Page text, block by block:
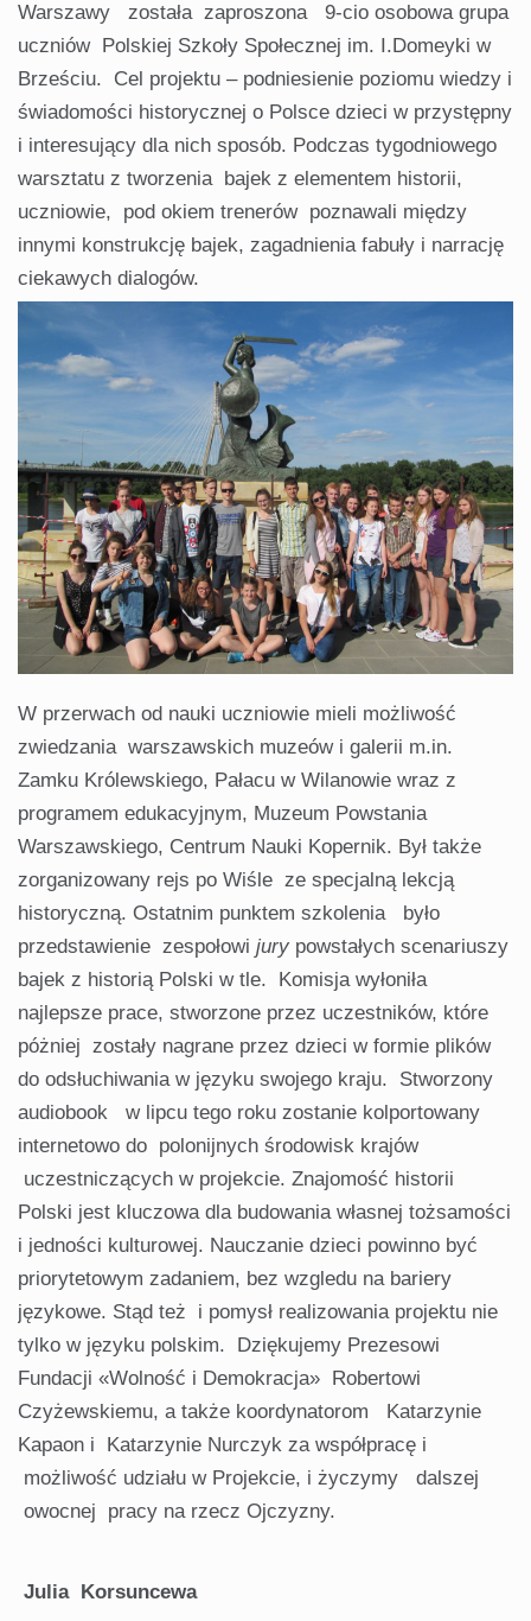
Warszawy została zaproszona 9-cio osobowa grupa
uczniów Polskiej Szkoły Społecznej im. I.Domeyki w
Brześciu. Cel projektu – podniesienie poziomu wiedzy i
świadomości historycznej o Polsce dzieci w przystępny
i interesujący dla nich sposób. Podczas tygodniowego
warsztatu z tworzenia bajek z elementem historii,
uczniowie, pod okiem trenerów poznawali między
innymi konstrukcję bajek, zagadnienia fabuły i narrację
ciekawych dialogów.
W przerwach od nauki uczniowie mieli możliwość
zwiedzania warszawskich muzeów i galerii m.in.
Zamku Królewskiego, Pałacu w Wilanowie wraz z
programem edukacyjnym, Muzeum Powstania
Warszawskiego, Centrum Nauki Kopernik. Był także
zorganizowany rejs po Wiśle ze specjalną lekcją
historyczną. Ostatnim punktem szkolenia było
przedstawienie zespołowi jury powstałych scenariuszy
bajek z historią Polski w tle. Komisja wyłoniła
najlepsze prace, stworzone przez uczestników, które
póżniej zostały nagrane przez dzieci w formie plików
do odsłuchiwania w języku swojego kraju. Stworzony
audiobook w lipcu tego roku zostanie kolportowany
internetowo do polonijnych środowisk krajów
uczestniczących w projekcie. Znajomość historii
Polski jest kluczowa dla budowania własnej tożsamości
i jedności kulturowej. Nauczanie dzieci powinno być
priorytetowym zadaniem, bez wzgledu na bariery
językowe. Stąd też i pomysł realizowania projektu nie
tylko w języku polskim. Dziękujemy Prezesowi
Fundacji «Wolność i Demokracja» Robertowi
Czyżewskiemu, a także koordynatorom Katarzynie
Kapaon i Katarzynie Nurczyk za współpracę i
możliwość udziału w Projekcie, i życzymy dalszej
owocnej pracy na rzecz Ojczyzny.
Julia Korsuncewa